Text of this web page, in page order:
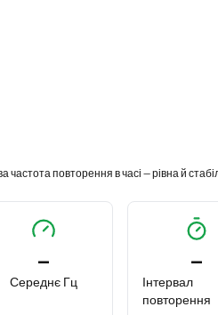
частота повторення в часі — рівна й
—
Середнє Гц
—
Інтервал
повторення